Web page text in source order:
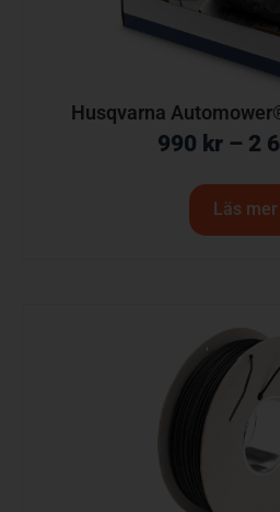
Husqvarna
990 kr – 2
Läs mer